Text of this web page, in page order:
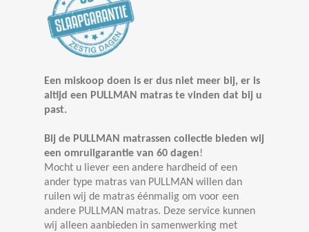
Een miskoop doen is er dus niet meer bij, er is
altijd een PULLMAN matras te vinden dat bij u
past.
Bij de PULLMAN matrassen collectie bieden wij
een omruilgarantie van 60 dagen!
Mocht u liever een andere hardheid of een
ander type matras van PULLMAN willen dan
ruilen wij de matras éénmalig om voor een
andere PULLMAN matras. Deze service kunnen
wij alleen aanbieden in samenwerking met